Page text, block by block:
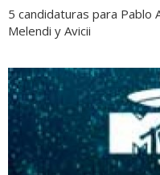
5 candidaturas para Pablo
Melendi y Avicii